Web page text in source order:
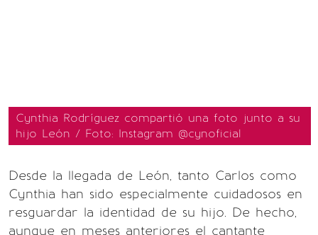
Cynthia Rodríguez compartió una foto junto a su
hijo León / Foto: Instagram @cynoficial
Desde la llegada de León, tanto Carlos como
Cynthia han sido especialmente cuidadosos en
resguardar la identidad de su hijo. De hecho,
aunque en meses anteriores el cantante